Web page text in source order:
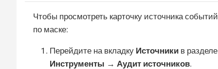
Чтобы просмотреть карточку источника событий
по маске:
Перейдите на вкладку Источники в разделе
Инструменты → Аудит источников.